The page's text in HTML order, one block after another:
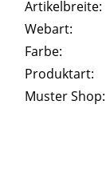
Artikelbreite:
Webart:
Farbe:
Produktart:
Muster Shop: